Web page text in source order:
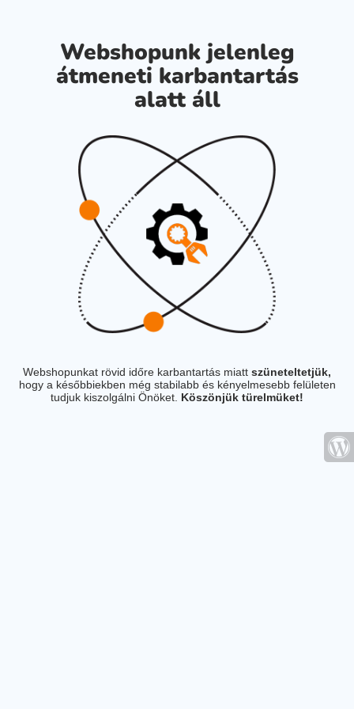
Webshopunk jelenleg
átmeneti karbantartás
alatt áll
Webshopunkat rövid időre karbantartás miatt szüneteltetjük,
hogy a későbbiekben még stabilabb és kényelmesebb felületen
tudjuk kiszolgálni Önöket. Köszönjük türelmüket!